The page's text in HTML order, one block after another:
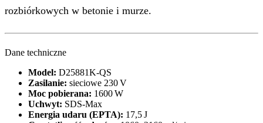
rozbiórkowych w betonie i murze.
Dane techniczne
Model: D25881K‑QS
Zasilanie: sieciowe 230 V
Moc pobierana: 1600 W
Uchwyt: SDS‑Max
Energia udaru (EPTA): 17,5 J